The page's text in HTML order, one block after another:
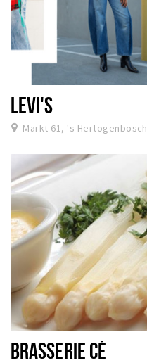
LEVI'S
Markt 61, 's Hertogenbosch
BRASSERIE CÉ